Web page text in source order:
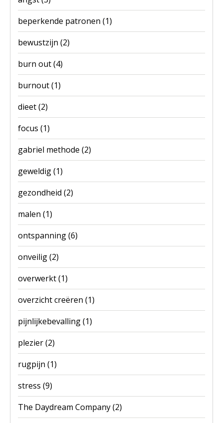
beperkende patronen (1)
bewustzijn (2)
burn out(4)
burnout(1)
dieet(2)
focus (1)
gabriel methode (2)
geweldig(1)
gezondheid (2)
malen (1)
ontspanning(6)
onveilig(2)
overwerkt(1)
overzicht creëren (1)
pijnlijkebevalling(1)
plezier(2)
rugpijn (1)
stress (9)
The Daydream Company(2)